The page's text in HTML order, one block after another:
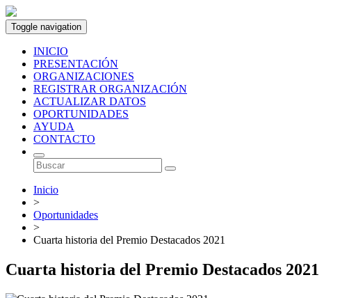
Toggle navigation
INICIO
PRESENTACIÓN
ORGANIZACIONES
REGISTRAR ORGANIZACIÓN
ACTUALIZAR DATOS
OPORTUNIDADES
AYUDA
CONTACTO
Inicio
>
Oportunidades
>
Cuarta historia del Premio Destacados 2021
Cuarta historia del Premio Destacados 2021